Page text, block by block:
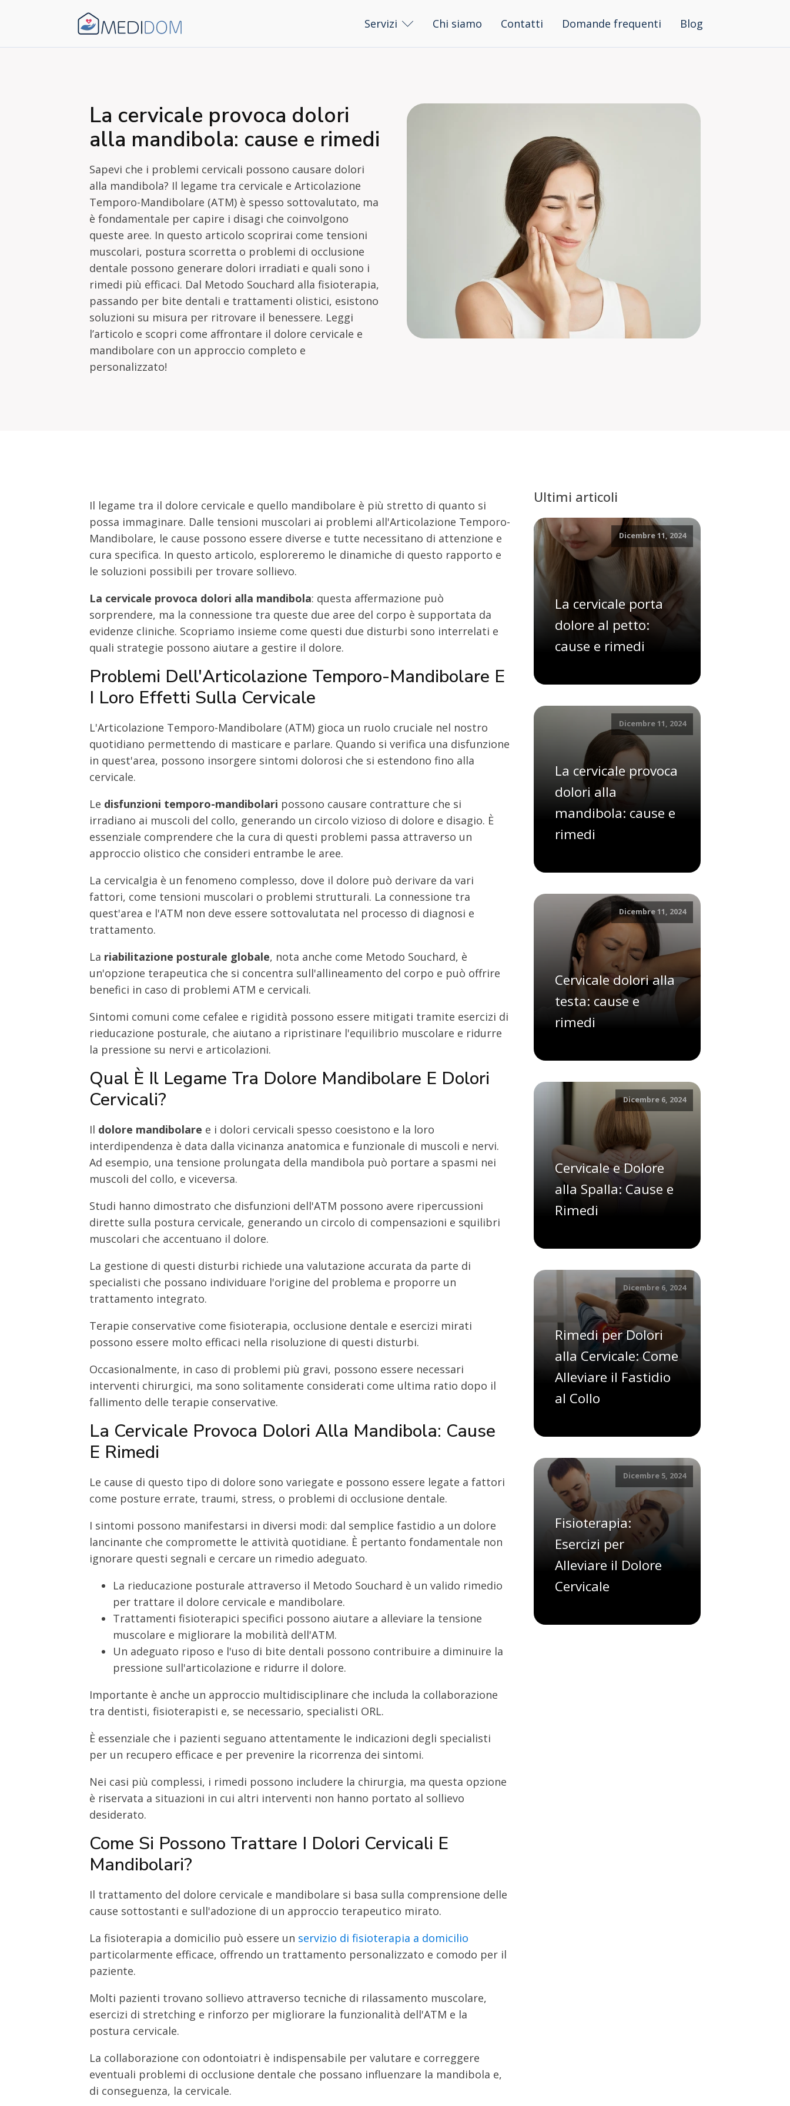
Servizi Chi siamo Contatti Domande frequenti Blog
La cervicale provoca dolori
alla mandibola: cause e rimedi
Sapevi che i problemi cervicali possono causare dolori
alla mandibola? Il legame tra cervicale e Articolazione
Temporo-Mandibolare (ATM) è spesso sottovalutato, ma
è fondamentale per capire i disagi che coinvolgono
queste aree. In questo articolo scoprirai come tensioni
muscolari, postura scorretta o problemi di occlusione
dentale possono generare dolori irradiati e quali sono i
rimedi più efficaci. Dal Metodo Souchard alla fisioterapia,
passando per bite dentali e trattamenti olistici, esistono
soluzioni su misura per ritrovare il benessere. Leggi
l’articolo e scopri come affrontare il dolore cervicale e
mandibolare con un approccio completo e
personalizzato!
Il legame tra il dolore cervicale e quello mandibolare è più stretto di quanto si
possa immaginare. Dalle tensioni muscolari ai problemi all'Articolazione Temporo-
Mandibolare, le cause possono essere diverse e tutte necessitano di attenzione e
cura specifica. In questo articolo, esploreremo le dinamiche di questo rapporto e
le soluzioni possibili per trovare sollievo.
La cervicale provoca dolori alla mandibola: questa affermazione può
sorprendere, ma la connessione tra queste due aree del corpo è supportata da
evidenze cliniche. Scopriamo insieme come questi due disturbi sono interrelati e
quali strategie possono aiutare a gestire il dolore.
Problemi Dell'Articolazione Temporo-Mandibolare E
I Loro Effetti Sulla Cervicale
L'Articolazione Temporo-Mandibolare (ATM) gioca un ruolo cruciale nel nostro
quotidiano permettendo di masticare e parlare. Quando si verifica una disfunzione
in quest'area, possono insorgere sintomi dolorosi che si estendono fino alla
cervicale.
Le disfunzioni temporo-mandibolari possono causare contratture che si
irradiano ai muscoli del collo, generando un circolo vizioso di dolore e disagio. È
essenziale comprendere che la cura di questi problemi passa attraverso un
approccio olistico che consideri entrambe le aree.
La cervicalgia è un fenomeno complesso, dove il dolore può derivare da vari
fattori, come tensioni muscolari o problemi strutturali. La connessione tra
quest'area e l'ATM non deve essere sottovalutata nel processo di diagnosi e
trattamento.
La riabilitazione posturale globale, nota anche come Metodo Souchard, è
un'opzione terapeutica che si concentra sull'allineamento del corpo e può offrire
benefici in caso di problemi ATM e cervicali.
Sintomi comuni come cefalee e rigidità possono essere mitigati tramite esercizi di
rieducazione posturale, che aiutano a ripristinare l'equilibrio muscolare e ridurre
la pressione su nervi e articolazioni.
Qual È Il Legame Tra Dolore Mandibolare E Dolori
Cervicali?
Il dolore mandibolare e i dolori cervicali spesso coesistono e la loro
interdipendenza è data dalla vicinanza anatomica e funzionale di muscoli e nervi.
Ad esempio, una tensione prolungata della mandibola può portare a spasmi nei
muscoli del collo, e viceversa.
Studi hanno dimostrato che disfunzioni dell'ATM possono avere ripercussioni
dirette sulla postura cervicale, generando un circolo di compensazioni e squilibri
muscolari che accentuano il dolore.
La gestione di questi disturbi richiede una valutazione accurata da parte di
specialisti che possano individuare l'origine del problema e proporre un
trattamento integrato.
Terapie conservative come fisioterapia, occlusione dentale e esercizi mirati
possono essere molto efficaci nella risoluzione di questi disturbi.
Occasionalmente, in caso di problemi più gravi, possono essere necessari
interventi chirurgici, ma sono solitamente considerati come ultima ratio dopo il
fallimento delle terapie conservative.
La Cervicale Provoca Dolori Alla Mandibola: Cause
E Rimedi
Le cause di questo tipo di dolore sono variegate e possono essere legate a fattori
come posture errate, traumi, stress, o problemi di occlusione dentale.
I sintomi possono manifestarsi in diversi modi: dal semplice fastidio a un dolore
lancinante che compromette le attività quotidiane. È pertanto fondamentale non
ignorare questi segnali e cercare un rimedio adeguato.
La rieducazione posturale attraverso il Metodo Souchard è un valido rimedio
per trattare il dolore cervicale e mandibolare.
Trattamenti fisioterapici specifici possono aiutare a alleviare la tensione
muscolare e migliorare la mobilità dell'ATM.
Un adeguato riposo e l'uso di bite dentali possono contribuire a diminuire la
pressione sull'articolazione e ridurre il dolore.
Importante è anche un approccio multidisciplinare che includa la collaborazione
tra dentisti, fisioterapisti e, se necessario, specialisti ORL.
È essenziale che i pazienti seguano attentamente le indicazioni degli specialisti
per un recupero efficace e per prevenire la ricorrenza dei sintomi.
Nei casi più complessi, i rimedi possono includere la chirurgia, ma questa opzione
è riservata a situazioni in cui altri interventi non hanno portato al sollievo
desiderato.
Come Si Possono Trattare I Dolori Cervicali E
Mandibolari?
Il trattamento del dolore cervicale e mandibolare si basa sulla comprensione delle
cause sottostanti e sull'adozione di un approccio terapeutico mirato.
La fisioterapia a domicilio può essere un servizio di fisioterapia a domicilio
particolarmente efficace, offrendo un trattamento personalizzato e comodo per il
paziente.
Molti pazienti trovano sollievo attraverso tecniche di rilassamento muscolare,
esercizi di stretching e rinforzo per migliorare la funzionalità dell'ATM e la
postura cervicale.
La collaborazione con odontoiatri è indispensabile per valutare e correggere
eventuali problemi di occlusione dentale che possano influenzare la mandibola e,
di conseguenza, la cervicale.
Ultimi articoli
Dicembre 11, 2024
La cervicale porta
dolore al petto:
cause e rimedi
Dicembre 11, 2024
La cervicale provoca
dolori alla
mandibola: cause e
rimedi
Dicembre 11, 2024
Cervicale dolori alla
testa: cause e
rimedi
Dicembre 6, 2024
Cervicale e Dolore
alla Spalla: Cause e
Rimedi
Dicembre 6, 2024
Rimedi per Dolori
alla Cervicale: Come
Alleviare il Fastidio
al Collo
Dicembre 5, 2024
Fisioterapia:
Esercizi per
Alleviare il Dolore
Cervicale